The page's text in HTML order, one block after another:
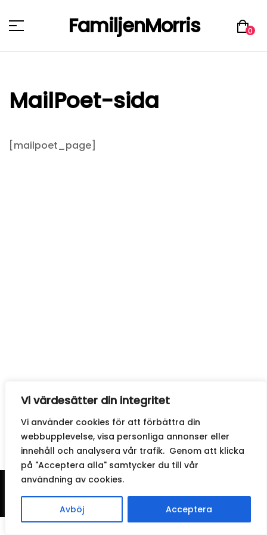
Vi värdesätter din integritet
Vi använder cookies för att förbättra din
webbupplevelse, visa personliga annonser eller
innehåll och analysera vår trafik. Genom att klicka
på "Acceptera alla" samtycker du till vår
användning av cookies.
Avböj Acceptera
FamiljenMorris 0
Menu
MailPoet-sida
[mailpoet_page]
© 2026FamiljenMorris. All Rights Reserved.